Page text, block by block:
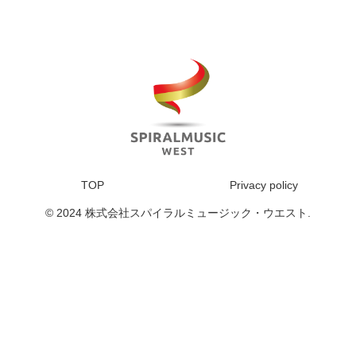
TOP Privacy policy
© 2024 株式会社スパイラルミュージック・ウエスト.